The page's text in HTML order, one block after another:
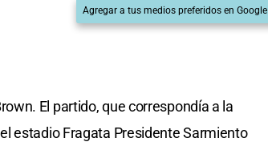
Agregar a tus medios preferidos en Google
El partido, que correspondía a la
estadio Fragata Presidente Sarmiento